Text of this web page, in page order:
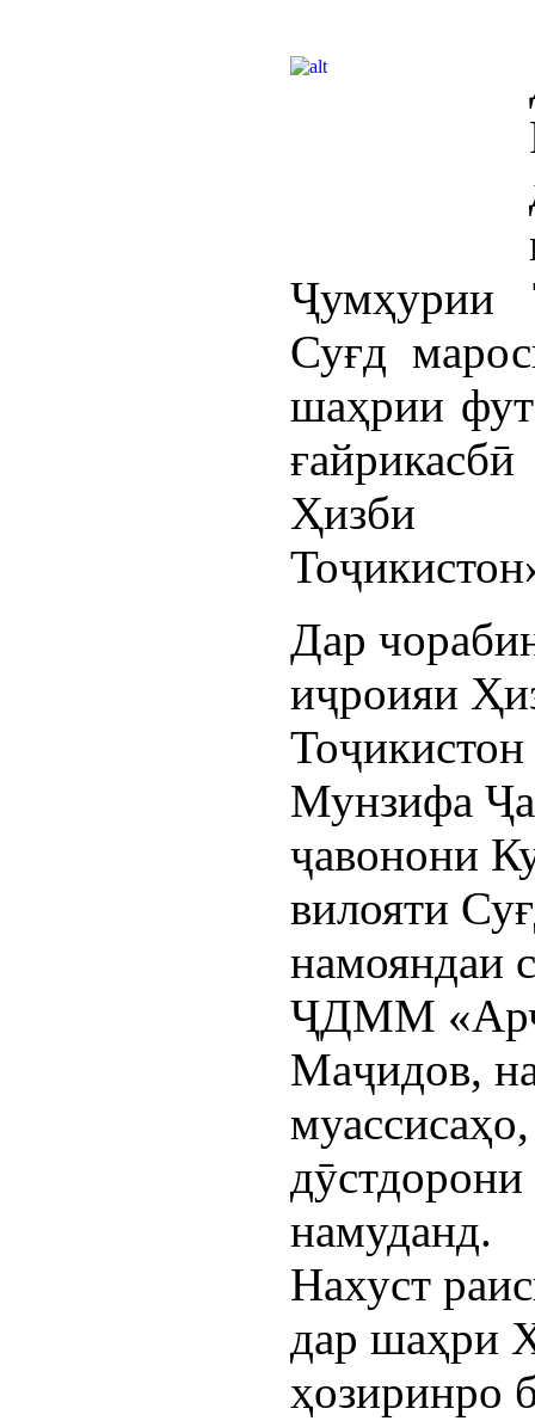
Ҷумҳурии
Суғд
шаҳрии
Ҳизби
Дар
иҷроияи
Мунзифа
ҷавонони
вилояти
намояндаи
ҶДММ
Маҷидов,
намуданд.
Нахуст
дар шаҳри
ҳозиринро